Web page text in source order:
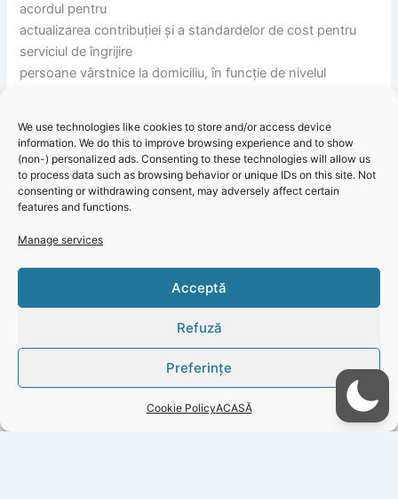
We use technologies like cookies to store and/or access device
information. We do this to improve browsing experience and to show
(non-) personalized ads. Consenting to these technologies will allow us
to process data such as browsing behavior or unique IDs on this site. Not
consenting or withdrawing consent, may adversely affect certain
features and functions.
Manage services
Acceptă
Refuză
Preferințe
Cookie PolicyACASĂ
acordul pentru
actualizarea contribuției și a standardelor de cost pentru
serviciul de îngrijire
persoane vârstnice la domiciliu, în funcție de nivelul
01.01.2022.
Încheierea ședinței a fost marcată de analizarea și votarea
proiectului
referitor la modificarea Anexei nr. 2 la H.C.L. nr. 46/2021.